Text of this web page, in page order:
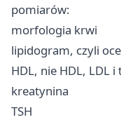
pomiarów:
morfologia krwi
lipidogram, czyli
HDL, nie HDL, LDL
kreatynina
TSH